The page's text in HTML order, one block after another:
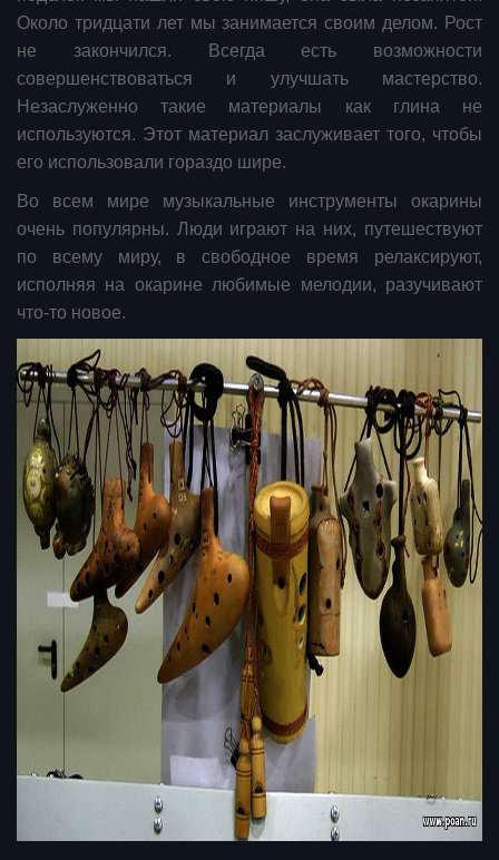
Около тридцати лет мы занимается своим делом. Рост
не закончился. Всегда есть возможности
совершенствоваться и улучшать мастерство.
Незаслуженно такие материалы как глина не
используются. Этот материал заслуживает того, чтобы
его использовали гораздо шире.
Во всем мире музыкальные инструменты окарины
очень популярны. Люди играют на них, путешествуют
по всему миру, в свободное время релаксируют,
исполняя на окарине любимые мелодии, разучивают
что-то новое.